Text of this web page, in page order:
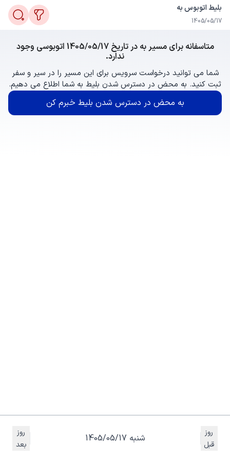
بلیط اتوبوس به
1405/05/17
متاسفانه برای مسیر به در تاریخ 1405/05/17 اتوبوسی وجود
ندارد.
شما می توانید درخواست سرویس برای این مسیر را در سیر و سفر
ثبت کنید. به محض در دسترس شدن بلیط به شما اطلاع می دهیم.
به محض در دسترس شدن بلیط خبرم کن
روز
قبل
شنبه 1405/05/17
روز
بعد